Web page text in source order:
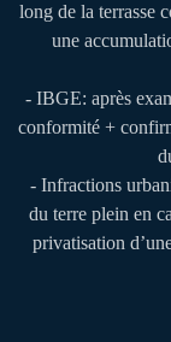
long de la terrasse
une
- IBGE: après
conformité +
- Infractions
du terre plein en
privatisation